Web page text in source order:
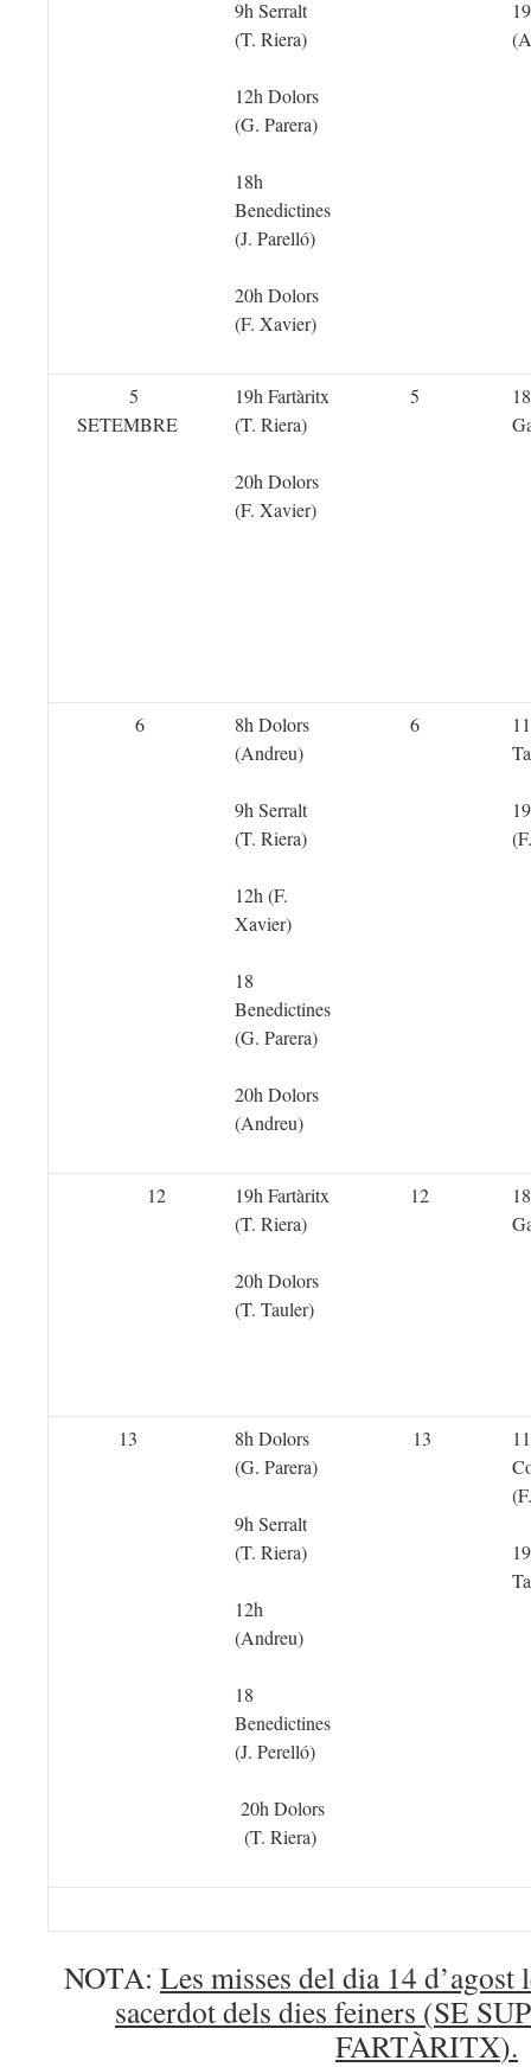
9h Serralt
(T. Riera)
12h Dolors
(G. Parera)
18h
Benedictines
(J. Parelló)
20h Dolors
(F. Xavier)
5
SETEMBRE
19h Fartàritx
(T. Riera)
20h Dolors
(F. Xavier)
5
6
8h Dolors
(Andreu)
9h Serralt
(T. Riera)
12h (F.
Xavier)
18
Benedictines
(G. Parera)
20h Dolors
(Andreu)
6
12
19h Fartàritx
(T. Riera)
20h Dolors
(T. Tauler)
12
13
8h Dolors
(G. Parera)
9h Serralt
(T. Riera)
12h
(Andreu)
18
Benedictines
(J. Perelló)
20h Dolors
(T. Riera)
13
NOTA: Les misses del dia 14 d’agost
sacerdot dels dies feiners (SE
FARTÀRITX).